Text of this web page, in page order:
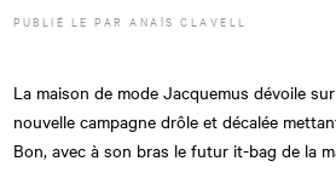
PUBLIÉ LEPARANAÏS CLAVELL
La maison de mode Jacquemus dévoile
nouvelle campagne drôle et décalée
Bon, avec à son bras le futur it-bag de la